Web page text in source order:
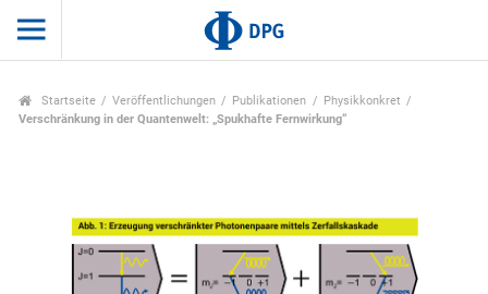
Startseite Veröffentlichungen Publikationen
Physikkonkret
Verschränkung in der Quantenwelt: „Spukhafte Fernwirkung“